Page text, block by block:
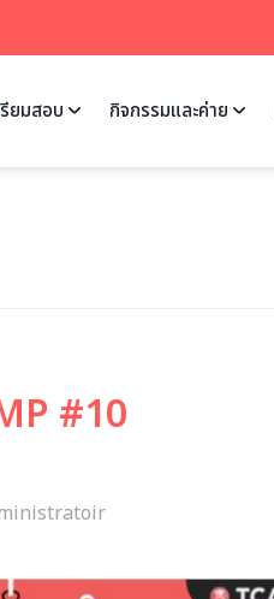
ยมสอบ กิจกรรมและค่าย
#10